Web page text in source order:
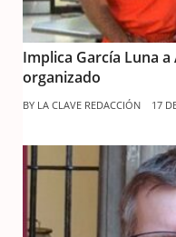
Implica García Luna
organizado
BY LA CLAVE REDACCIÓN 17